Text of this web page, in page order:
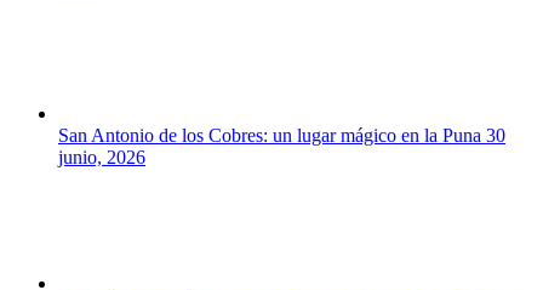
San Antonio de los Cobres: un lugar mágico en la Puna 30
junio, 2026